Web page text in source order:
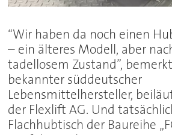
“Wir haben da noch einen
– ein älteres Modell, aber
tadellosem Zustand”,
bekannter süddeutscher
Lebensmittelhersteller,
der Flexlift AG. Und
Flachhubtisch der Baureihe